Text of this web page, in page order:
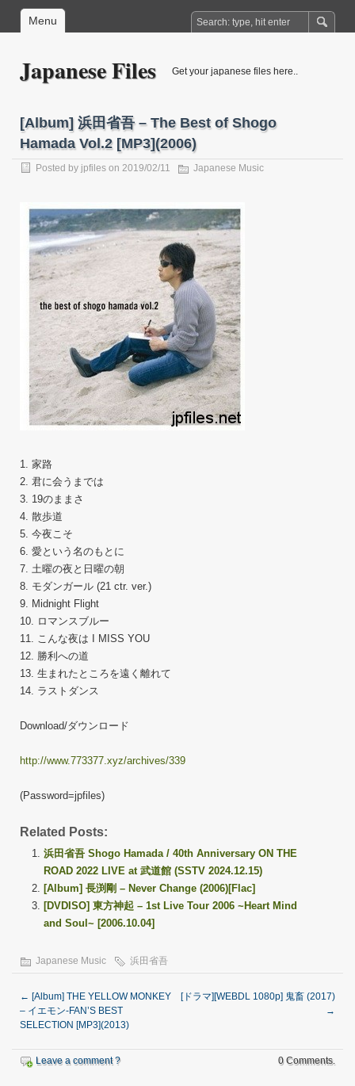
Menu
Japanese Files Get your japanese files here..
[Album] 浜田省吾 – The Best of Shogo
Hamada Vol.2 [MP3](2006)
Posted by jpfiles on 2019/02/11 Japanese Music
1. 家路
2. 君に会うまでは
3. 19のままさ
4. 散歩道
5. 今夜こそ
6. 愛という名のもとに
7. 土曜の夜と日曜の朝
8. モダンガール (21 ctr. ver.)
9. Midnight Flight
10. ロマンスブルー
11. こんな夜は I MISS YOU
12. 勝利への道
13. 生まれたところを遠く離れて
14. ラストダンス
Download/ダウンロード
http://www.773377.xyz/archives/339
(Password=jpfiles)
Related Posts:
浜田省吾 Shogo Hamada / 40th Anniversary ON THE
ROAD 2022 LIVE at 武道館 (SSTV 2024.12.15)
[Album] 長渕剛 – Never Change (2006)[Flac]
[DVDISO] 東方神起 – 1st Live Tour 2006 ~Heart Mind
and Soul~ [2006.10.04]
Japanese Music 浜田省吾
← [Album] THE YELLOW MONKEY
– イエモン-FAN’S BEST
SELECTION [MP3](2013)
[ドラマ][WEBDL 1080p] 鬼畜 (2017)
→
Leave a comment ? 0 Comments.